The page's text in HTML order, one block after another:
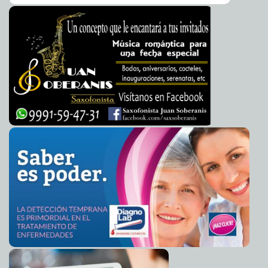
Carmen Alicia Briceño Sánchez
2020-06-30 11:04:17 Ajustan calendario académico de la UADY: prepas
regresan el 3 de septiembre Jorge Armando León Borges
2020-06-30 09:40:52 "Carnosidad" en los ojos, padecimiento ocular que
puede prevenirse: IMSS Yucatán Laura Aldama
2020-06-29 17:44:33 Ya son 4 mil 265 los contagios y 448 las defunciones
por Covid-19 en Yucatán
2020-06-27 18:05:12 Sin acatar mandato judicial, cementera continúa
construcción de planta en Progreso A7
2020-06-27 18:01:33 Artesanos y guías de turistas bloquean entrada
principal a Pisté A7
2020-06-26 08:31:48 Omar García Harfuch, secretario de Seguridad de
2020-06-25 19:24:37 México supera los 200 mil casos positivos y 25 mil
muertes por Covid-19
2020-06-25 19:10:20 Gulf México y Sodexo lanzan Gulf Fleet, la plataforma
para optimizar la eficiencia de las flotillas Jorge Armando León Borges
2020-06-25 18:47:22 Ayuntamiento de Mérida apuesta al liderazgo juvenil
para superar la crisis generada por el COVID-19, afirma el alcalde
Renán Barrera Claudia Sofía Gómez Infante
2020-06-25 18:44:10 Con ascenso en casos positivos, muertes y
hospitalizados por Covid-19, permanece Yucatán en semáforo naranja
A7
2020-06-24 18:55:34 Polvo del Sahara no representa peligro pero puede